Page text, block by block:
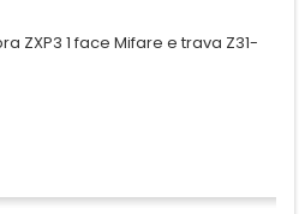
ZXP3 1 face Mifare e trava Z31-